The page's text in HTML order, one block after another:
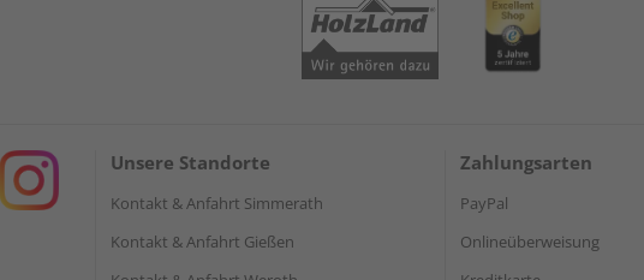
Unsere Standorte
Kontakt & Anfahrt Simmerath
Kontakt & Anfahrt Gießen
Zahlungsarten
PayPal
Onlineüberweisung